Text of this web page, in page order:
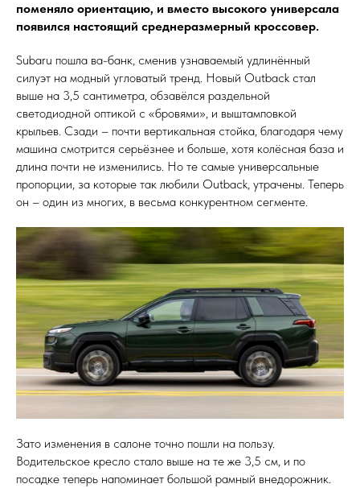
поменяло ориентацию, и вместо высокого универсала
появился настоящий среднеразмерный кроссовер.
Subaru пошла ва-банк, сменив узнаваемый удлинённый
силуэт на модный угловатый тренд. Новый Outback стал
выше на 3,5 сантиметра, обзавёлся раздельной
светодиодной оптикой с «бровями», и выштамповкой
крыльев. Сзади – почти вертикальная стойка, благодаря чему
машина смотрится серьёзнее и больше, хотя колёсная база и
длина почти не изменились. Но те самые универсальные
пропорции, за которые так любили Outback, утрачены. Теперь
он – один из многих, в весьма конкурентном сегменте.
Зато изменения в салоне точно пошли на пользу.
Водительское кресло стало выше на те же 3,5 см, и по
посадке теперь напоминает большой рамный внедорожник.